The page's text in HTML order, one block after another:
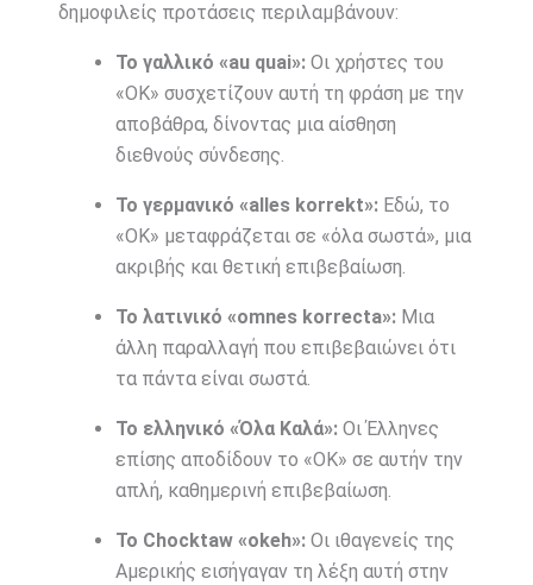
δημοφιλείς προτάσεις περιλαμβάνουν:
Το γαλλικό «au quai»:Οι χρήστες του
«OK» συσχετίζουν αυτή τη φράση με την
αποβάθρα, δίνοντας μια αίσθηση
διεθνούς σύνδεσης.
Το γερμανικό «alles korrekt»:Εδώ, το
«OK» μεταφράζεται σε «όλα σωστά», μια
ακριβής και θετική επιβεβαίωση.
Το λατινικό «omnes korrecta»:Μια
άλλη παραλλαγή που επιβεβαιώνει ότι
τα πάντα είναι σωστά.
Το ελληνικό «Όλα Καλά»:Οι Έλληνες
επίσης αποδίδουν το «ΟΚ» σε αυτήν την
απλή, καθημερινή επιβεβαίωση.
Το Chocktaw «okeh»:Οι ιθαγενείς της
Αμερικής εισήγαγαν τη λέξη αυτή στην